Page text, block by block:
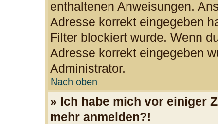
enthaltenen Anweisungen.
Adresse korrekt eingegeben
Filter blockiert wurde. Wenn
Adresse korrekt eingegeben
Administrator.
Nach oben
» Ich habe mich vor einiger
mehr anmelden?!